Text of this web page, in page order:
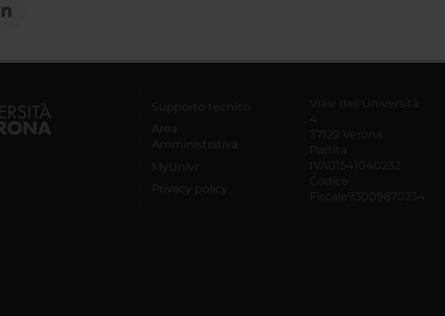
Supporto tecnico
Area
Amministrativa
MyUnivr
Privacy policy
Viale dell'Università
4
37129 Verona
Partita
IVA01541040232
Codice
Fiscale93009870234